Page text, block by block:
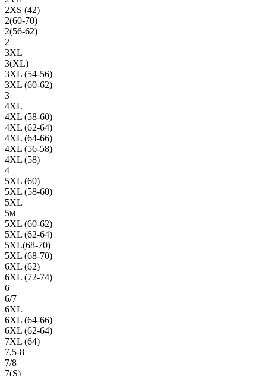
2XS (42)
2(60-70)
2(56-62)
2
3XL
3(XL)
3XL (54-56)
3XL (60-62)
3
4XL
4XL (58-60)
4XL (62-64)
4XL (64-66)
4XL (56-58)
4XL (58)
4
5XL (60)
5XL (58-60)
5XL
5м
5XL (60-62)
5XL (62-64)
5XL(68-70)
5XL (68-70)
6XL (62)
6XL (72-74)
6
6/7
6XL
6XL (64-66)
6XL (62-64)
7XL (64)
7,5-8
7/8
7(S)